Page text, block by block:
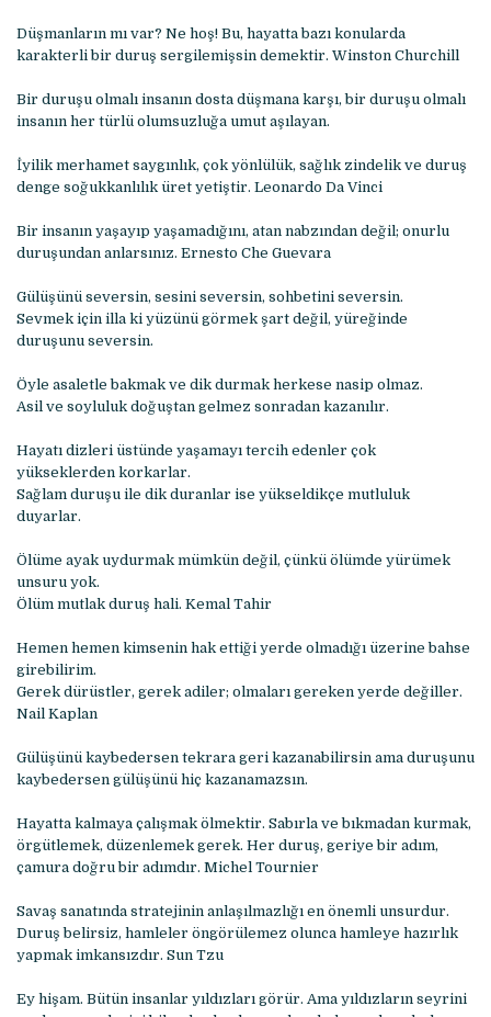
Düşmanların mı var? Ne hoş! Bu, hayatta bazı konularda
karakterli bir duruş sergilemişsin demektir. Winston Churchill
Bir duruşu olmalı insanın dosta düşmana karşı, bir duruşu olmalı
insanın her türlü olumsuzluğa umut aşılayan.
İyilik merhamet saygınlık, çok yönlülük, sağlık zindelik ve duruş
denge soğukkanlılık üret yetiştir. Leonardo Da Vinci
Bir insanın yaşayıp yaşamadığını, atan nabzından değil; onurlu
duruşundan anlarsınız. Ernesto Che Guevara
Gülüşünü seversin, sesini seversin, sohbetini seversin.
Sevmek için illa ki yüzünü görmek şart değil, yüreğinde
duruşunu seversin.
Öyle asaletle bakmak ve dik durmak herkese nasip olmaz.
Asil ve soyluluk doğuştan gelmez sonradan kazanılır.
Hayatı dizleri üstünde yaşamayı tercih edenler çok
yükseklerden korkarlar.
Sağlam duruşu ile dik duranlar ise yükseldikçe mutluluk
duyarlar.
Ölüme ayak uydurmak mümkün değil, çünkü ölümde yürümek
unsuru yok.
Ölüm mutlak duruş hali. Kemal Tahir
Hemen hemen kimsenin hak ettiği yerde olmadığı üzerine bahse
girebilirim.
Gerek dürüstler, gerek adiler; olmaları gereken yerde değiller.
Nail Kaplan
Gülüşünü kaybedersen tekrara geri kazanabilirsin ama duruşunu
kaybedersen gülüşünü hiç kazanamazsın.
Hayatta kalmaya çalışmak ölmektir. Sabırla ve bıkmadan kurmak,
örgütlemek, düzenlemek gerek. Her duruş, geriye bir adım,
çamura doğru bir adımdır. Michel Tournier
Savaş sanatında stratejinin anlaşılmazlığı en önemli unsurdur.
Duruş belirsiz, hamleler öngörülemez olunca hamleye hazırlık
yapmak imkansızdır. Sun Tzu
Ey hişam. Bütün insanlar yıldızları görür. Ama yıldızların seyrini